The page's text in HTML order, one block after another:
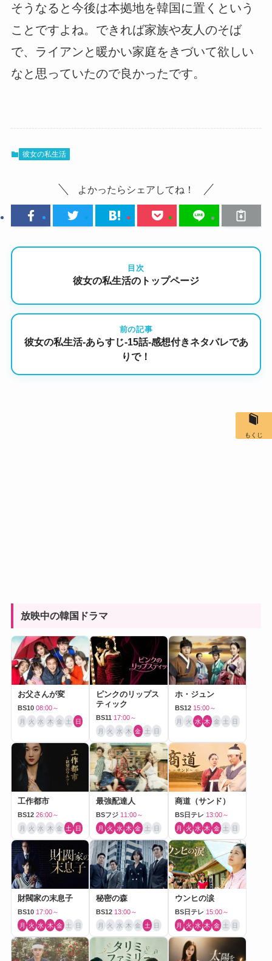
そうなると今後は本拠地を韓国に置くという
ことですよね。できれば家族や友人のそば
で、ライアンと暖かい家庭をきづいて欲しい
なと思っていたので良かったです。
彼女の私生活
よかったらシェアしてね！
目次
彼女の私生活のトップページ
前の記事
彼女の私生活-あらすじ-15話-感想付きネタバレであ
りで！
放映中の韓国ドラマ
お父さんが変
BS10 08:00～
月 火 水 木 金 土 日
ピンクのリップス
ティック
BS11 17:00～
月 火 水 木 金 土 日
ホ・ジュン
BS12 15:00～
月 火 水 木 金 土 日
工作都市
BS12 26:00～
月 火 水 木 金 土 日
最強配達人
BSフジ 11:00～
月 火 水 木 金 土 日
商道（サンド）
BS日テレ 13:00～
月 火 水 木 金 土 日
財閥家の末息子
BS10 17:00～
月 火 水 木 金 土 日
秘密の森
BS12 13:00～
月 火 水 木 金 土 日
ウンヒの涙
BS日テレ 15:00～
月 火 水 木 金 土 日
もくじ